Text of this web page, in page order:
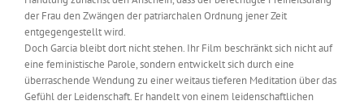
der Frau den Zwängen der patriarchalen Ordnung jener Zeit
entgegengestellt wird.
Doch Garcia bleibt dort nicht stehen. Ihr Film beschränkt sich nicht auf
eine feministische Parole, sondern entwickelt sich durch eine
überraschende Wendung zu einer weitaus tieferen Meditation über das
Gefühl der Leidenschaft. Er handelt von einem leidenschaftlichen